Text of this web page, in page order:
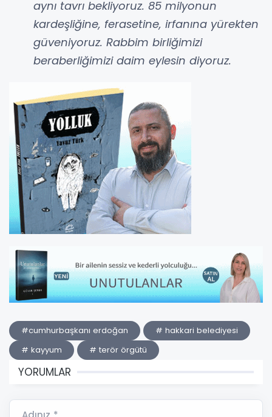
aynı tavrı bekliyoruz. 85 milyonun
kardeşliğine, ferasetine, irfanına yürekten
güveniyoruz. Rabbim birliğimizi
beraberliğimizi daim eylesin diyoruz.
#cumhurbaşkanı erdoğan
# hakkari belediyesi
# kayyum
# terör örgütü
YORUMLAR